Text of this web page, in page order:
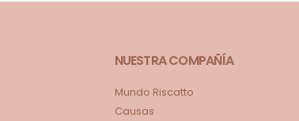
NUESTRA COMPAÑÍA
Mundo Riscatto
Causas